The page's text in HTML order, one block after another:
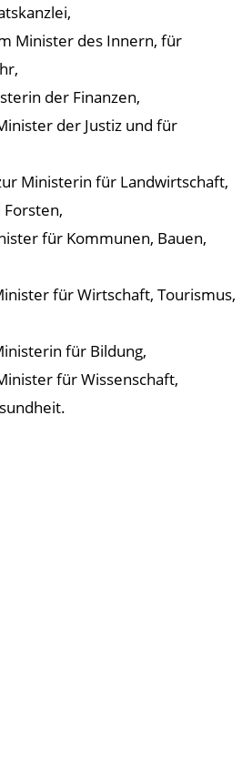
Minister des Innern, für
der Finanzen,
der Justiz und für
Ministerin für Landwirtschaft,
für Kommunen, Bauen,
für Wirtschaft, Tourismus,
für Bildung,
für Wissenschaft,